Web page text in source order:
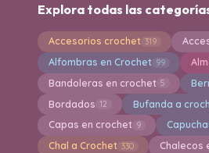
Explora todas las
Accesorios crochet 319
Alfombras en Crochet 99
Bandoleras en crochet 5
Bordados 12 Bufanda a
Capas en crochet 9
Chal a Crochet 330 Chalecos